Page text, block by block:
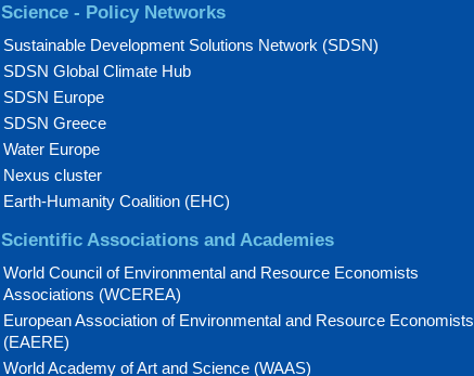
Science - Policy Networks
Sustainable Development Solutions Network (SDSN)
SDSN Global Climate Hub
SDSN Europe
SDSN Greece
Water Europe
Nexus cluster
Earth-Humanity Coalition (EHC)
Scientific Associations and Academies
World Council of Environmental and Resource Economists
Associations (WCEREA)
European Association of Environmental and Resource Economists
(EAERE)
World Academy of Art and Science (WAAS)